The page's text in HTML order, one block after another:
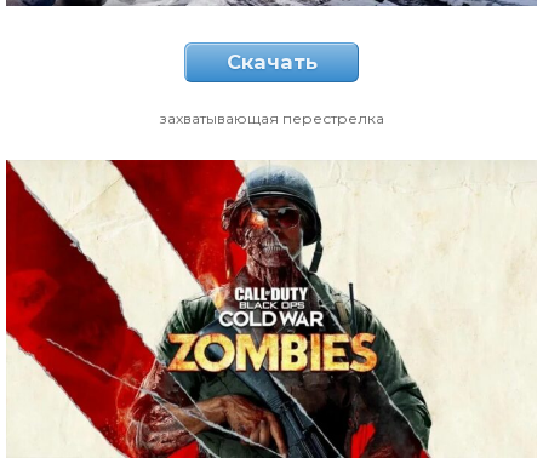
Скачать
захватывающая перестрелка